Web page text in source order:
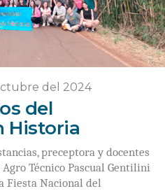
del 2024
del
Historia
preceptora y docentes
Técnico Pascual Gentilini
Fiesta Nacional del